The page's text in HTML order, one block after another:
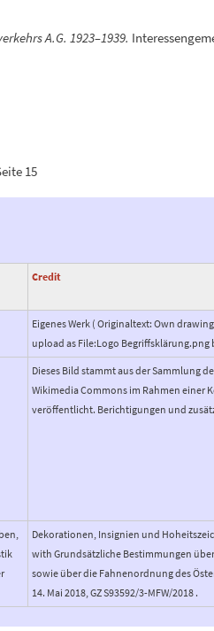
A.G. 1923–1939.
15
Credit
Eigenes Werk ( Originaltext: Own
upload as File:Logo Begriffsklärung.png
Dieses Bild stammt aus der Sammlung
Wikimedia Commons im Rahmen einer
veröffentlicht. Berichtigungen und
Dekorationen, Insignien und
with Grundsätzliche Bestimmungen
sowie über die Fahnenordnung des
14. Mai 2018, GZ S93592/3-MFW/2018 .